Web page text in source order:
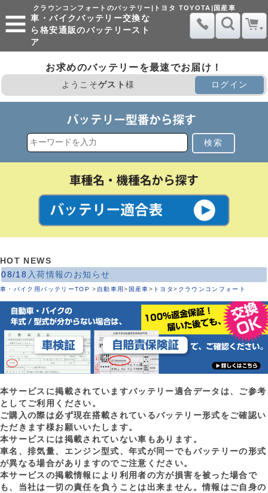
クラウンコンフォートのバッテリー|トヨタ TOYOTA|国産車
車・バイクバッテリー交換な
ら格安通販のバッテリースト
ア
お求めのバッテリーを最速でお届け！
ようこそゲスト様 ログイン
検索
HOT NEWS
08/18 入荷情報のお知らせ
車・バイク用バッテリーTOP > 自動車用> 国産車> トヨタ> クラウンコンフォート
本サービスに掲載されていますバッテリー適合データは、ご参考
としてご利用ください。
ご購入の際は必ず現在搭載されているバッテリー形式をご確認い
ただきます様お願いいたします。
本サービスには掲載されていない車もあります。
車名、排気量、エンジン型式、年式が同一でもバッテリーの形式
が異なる場合がありますのでご注意ください。
本サービスの掲載情報により利用者の方が損害を被った場合で
も、当社は一切の責任を負うことは出来ません。情報はご自身の